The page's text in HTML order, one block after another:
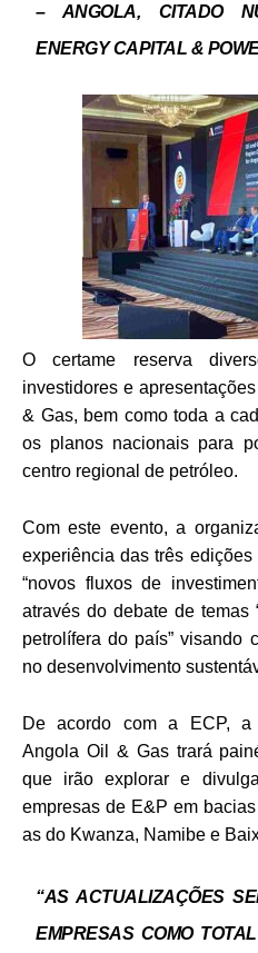
– ANGOLA, CITADO
ENERGY CAPITAL &
O certame reserva
investidores e
& Gas, bem como toda a
os planos nacionais para
centro regional de petróleo.
Com este evento, a
experiência das três
“novos fluxos de
através do debate de temas
petrolífera do país” visando
no desenvolvimento
De acordo com a ECP, a
Angola Oil & Gas trará
que irão explorar e
empresas de E&P em
as do Kwanza, Namibe e
“AS ACTUALIZAÇÕES
EMPRESAS COMO